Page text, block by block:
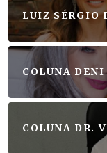
LUIZ SÉRGIO
COLUNA
COLUNA DR.